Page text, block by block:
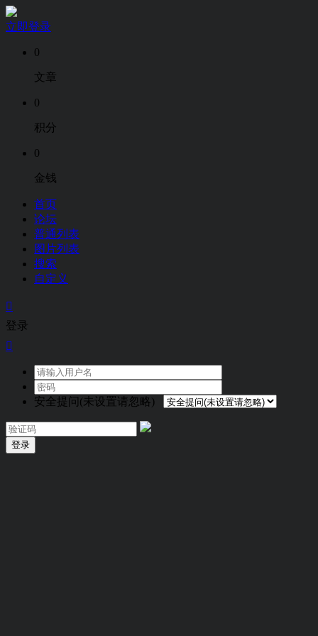
立即登录
0
文章
0
积分
0
金钱
首页
论坛
普通列表
图片列表
搜索
自定义

登录

安全提问(未设置请忽略)
登录